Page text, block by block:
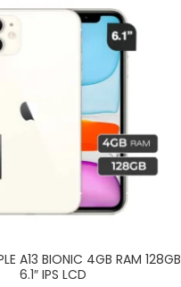
A13 BIONIC 4GB RAM 128GB
6.1″ IPS LCD